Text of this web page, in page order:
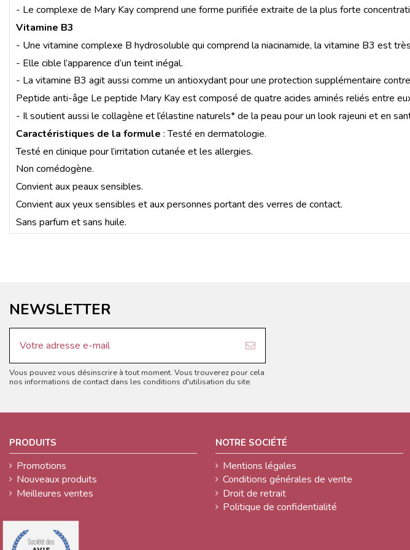
- Le complexe de Mary Kay comprend une forme purifiée extraite de la plus forte
Vitamine B3
- Une vitamine complexe B hydrosoluble qui comprend la niacinamide, la vitamine B3 est
- Elle cible l’apparence d’un teint inégal.
- La vitamine B3 agit aussi comme un antioxydant pour une protection supplémentaire
Peptide anti-âge Le peptide Mary Kay est composé de quatre acides aminés reliés entre
- Il soutient aussi le collagène et l’élastine naturels* de la peau pour un look rajeuni et en
Caractéristiques de la formule : Testé en dermatologie.
Testé en clinique pour l’irritation cutanée et les allergies.
Non comédogène.
Convient aux peaux sensibles.
Convient aux yeux sensibles et aux personnes portant des verres de contact.
Sans parfum et sans huile.
NEWSLETTER
Vous pouvez vous désinscrire à tout moment. Vous trouverez pour cela
nos informations de contact dans les conditions d'utilisation du site.
PRODUITS
Promotions
Nouveaux produits
Meilleures ventes
NOTRE SOCIÉTÉ
Mentions légales
Conditions générales de vente
Droit de retrait
Politique de confidentialité